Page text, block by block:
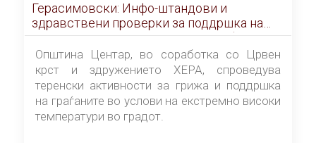
Герасимовски: Инфо-штандови и
здравствени проверки за поддршка на
граѓаните во услови на топлотен бран
Општина Центар, во соработка со Црвен
крст и здружението ХЕРА, спроведува
теренски активности за грижа и поддршка
на граѓаните во услови на екстремно високи
температури во градот.